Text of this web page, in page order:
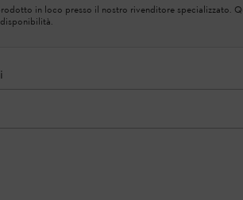
in loco presso il nostro rivenditore specializzato.